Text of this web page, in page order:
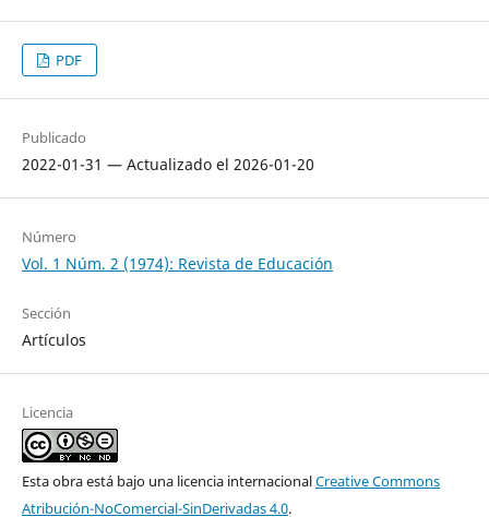
PDF
Publicado
2022-01-31 — Actualizado el 2026-01-20
Número
Vol. 1 Núm. 2 (1974): Revista de Educación
Sección
Artículos
Licencia
Esta obra está bajo una licencia internacionalCreative Commons
Atribución-NoComercial-SinDerivadas 4.0.